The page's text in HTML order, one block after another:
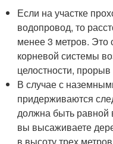
Если на участке
водопровод, то
менее 3 метров. Это
корневой системы
целостности,
В случае с
придерживаются
должна быть равной
вы высаживаете
в высоту трех